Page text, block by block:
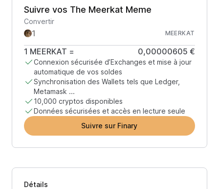
Suivre vos The Meerkat Meme
Convertir
MEERKAT
1 MEERKAT = 0,00000605 €
Connexion sécurisée d’Exchanges et mise à jour
automatique de vos soldes
Synchronisation des Wallets tels que Ledger,
Metamask ...
10,000 cryptos disponibles
Données sécurisées et accès en lecture seule
Suivre sur Finary
Détails